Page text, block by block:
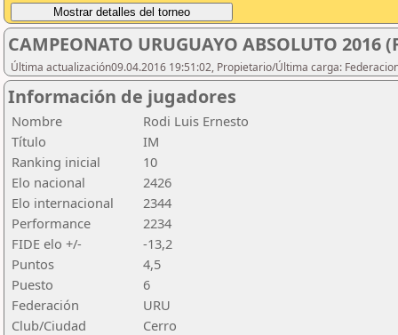
CAMPEONATO URUGUAYO ABSOLUTO 2016
Última actualización09.04.2016 19:51:02, Propietario/Última carga:
Información de jugadores
Nombre
Rodi Luis Ernesto
Título
IM
Ranking inicial
10
Elo nacional
2426
Elo internacional
2344
Performance
2234
FIDE elo +/-
-13,2
Puntos
4,5
Puesto
6
Federación
URU
Club/Ciudad
Cerro